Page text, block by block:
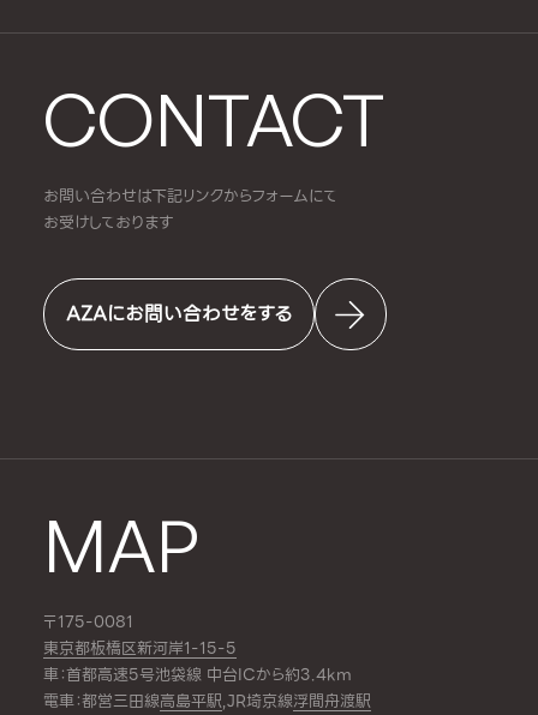
CONTACT
お問い合わせは下記リンクからフォームにて
お受けしております
AZAにお問い合わせをする
MAP
〒175-0081
東京都板橋区新河岸1-15-5
車：首都高速5号池袋線 中台ICから約3.4km
電車：都営三田線高島平駅,JR埼京線浮間舟渡駅